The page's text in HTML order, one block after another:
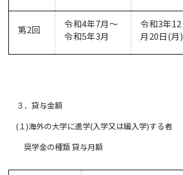
第2回 令和4年7月～
令和5年3月
令和3年12
月20日(月)
３．貸与金額
(１)海外の大学に進学(入学又は編入学)する者
奨学金の種類 貸与月額